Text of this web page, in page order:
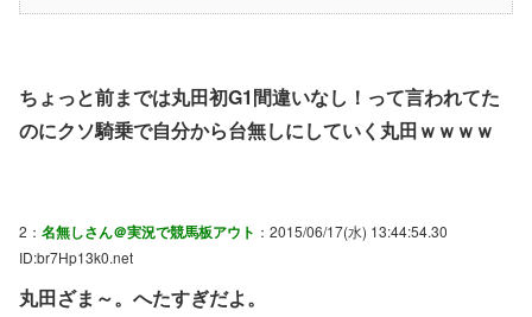
ちょっと前までは丸田初G1間違いなし！って言われてた
のにクソ騎乗で自分から台無しにしていく丸田ｗｗｗｗ
2： 名無しさん＠実況で競馬板アウト ：2015/06/17(水) 13:44:54.30
ID:br7Hp13k0.net
丸田ざま～。へたすぎだよ。